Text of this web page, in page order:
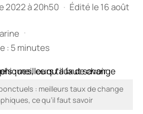
2022 à 20h50 · Édité le 16 août
·
: 5 minutes
: meilleurs taux de change
ce qu’il faut savoir